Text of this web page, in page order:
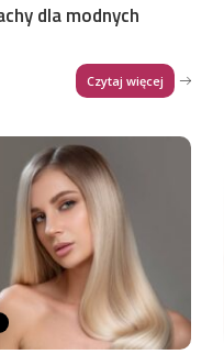
dla modnych
Czytaj więcej